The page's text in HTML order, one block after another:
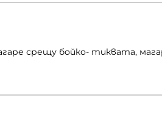
срещу бойко- тиквата,